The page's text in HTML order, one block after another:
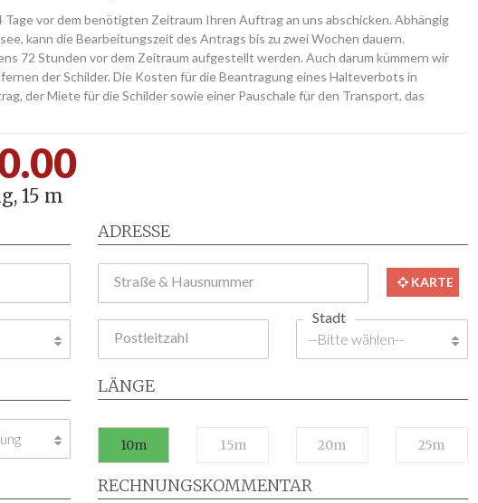
Tage vor dem benötigten Zeitraum Ihren Auftrag an uns abschicken. Abhängig
kann die Bearbeitungszeit des Antrags bis zu zwei Wochen dauern.
72 Stunden vor dem Zeitraum aufgestellt werden. Auch darum kümmern wir
der Schilder. Die Kosten für die Beantragung eines Halteverbots in
der Miete für die Schilder sowie einer Pauschale für den Transport, das
15 m
ADRESSE
Straße & Hausnummer KARTE
Postleitzahl
Stadt
LÄNGE
10m 15m 20m 25m
RECHNUNGSKOMMENTAR